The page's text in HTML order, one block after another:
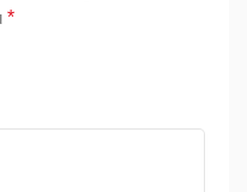
*